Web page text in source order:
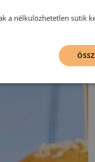
a nélkülözhetetlen sütik